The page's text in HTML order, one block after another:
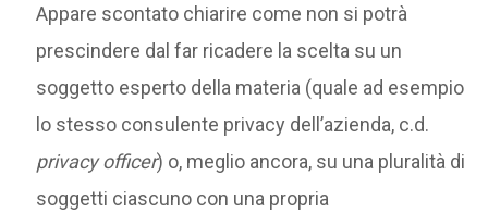
Appare scontato chiarire come non si potrà
prescindere dal far ricadere la scelta su un
soggetto esperto della materia (quale ad esempio
lo stesso consulente privacy dell’azienda, c.d.
privacy officer) o, meglio ancora, su una pluralità di
soggetti ciascuno con una propria